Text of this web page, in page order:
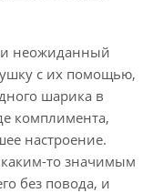
и неожиданный
с их помощью,
шарика в
комплимента,
настроение.
то значимым
без повода, и